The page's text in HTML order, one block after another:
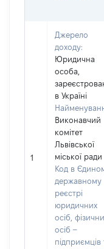
1
Джерело
доходу:
Юридична
особа,
в Україні
Виконавчий
комітет
Львівської
міської ради
Код в
державному
реєстрі
юридичних
осіб,
осіб –
підприємців